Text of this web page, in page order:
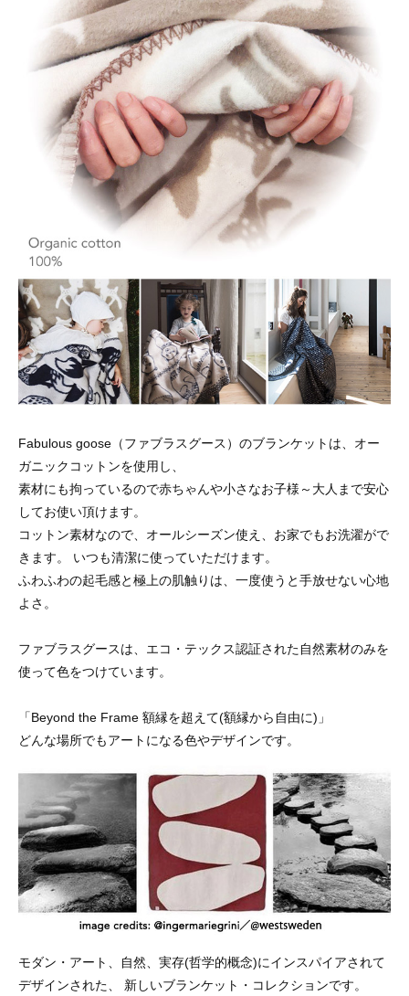
Fabulous goose（ファブラスグース）のブランケットは、オー
ガニックコットンを使用し、
素材にも拘っているので赤ちゃんや小さなお子様～大人まで安心
してお使い頂けます。
コットン素材なので、オールシーズン使え、お家でもお洗濯がで
きます。 いつも清潔に使っていただけます。
ふわふわの起毛感と極上の肌触りは、一度使うと手放せない心地
よさ。
ファブラスグースは、エコ・テックス認証された自然素材のみを
使って色をつけています。
「Beyond the Frame 額縁を超えて(額縁から自由に)」
どんな場所でもアートになる色やデザインです。
モダン・アート、自然、実存(哲学的概念)にインスパイアされて
デザインされた、 新しいブランケット・コレクションです。